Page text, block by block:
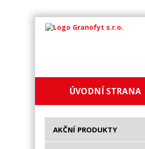
ÚVODNÍ STRANA
AKČNÍ PRODUKTY